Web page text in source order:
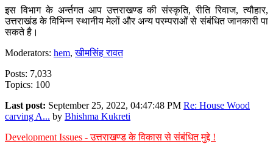
इस विभाग के अर्न्तगत आप उत्तराखण्ड की संस्कृति, रीति रिवाज, त्यौहार,
उत्तराखंड के विभिन्न स्थानीय मेलों और अन्य परम्पराओं से संबंधित जानकारी पा
सकते है।
Moderators: hem,खीमसिंह रावत
Posts: 7,033
Topics: 100
Last post: September 25, 2022, 04:47:48 PM Re: House Wood
carving A... by Bhishma Kukreti
Development Issues - उत्तराखण्ड के विकास से संबंधित मुद्दे !